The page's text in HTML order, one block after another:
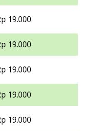
19.000
19.000
19.000
19.000
19.000